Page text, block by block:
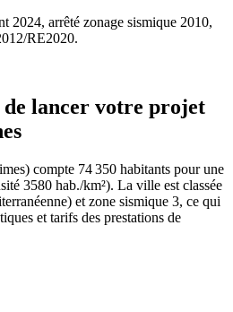
2024, arrêté zonage sismique 2010,
RE2020.
lancer votre projet
compte 74 350 habitants pour une
3580 hab./km²). La ville est classée
et zone sismique 3, ce qui
et tarifs des prestations de